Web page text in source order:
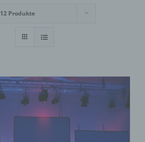
12 Produkte